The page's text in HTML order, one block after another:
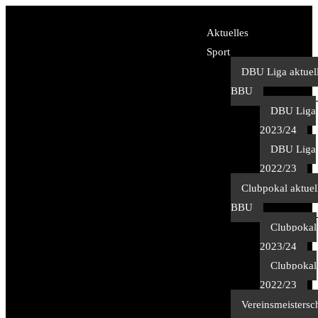
Aktuelles
Sport
DBU Liga
BBU
DBU Liga
2023/24
DBU Liga
2022/23
Clubpokal
BBU
Clubpokal
2023/24
Clubpokal
2022/23